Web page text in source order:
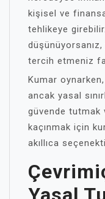
kişisel ve
tehlikeye
tercih etmeniz
Kumar
ancak yasal
güvende tutmak
kaçınmak için
akıllıca